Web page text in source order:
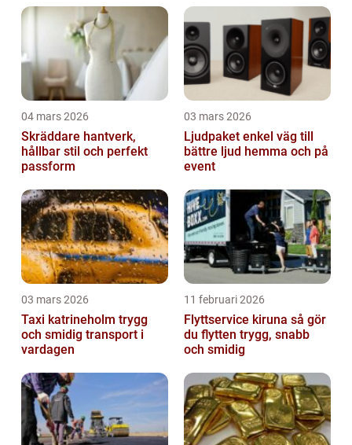
04 mars 2026
Skräddare hantverk,
hållbar stil och perfekt
passform
03 mars 2026
Ljudpaket enkel väg till
bättre ljud hemma och på
event
03 mars 2026
Taxi katrineholm trygg
och smidig transport i
vardagen
11 februari 2026
Flyttservice kiruna så gör
du flytten trygg, snabb
och smidig